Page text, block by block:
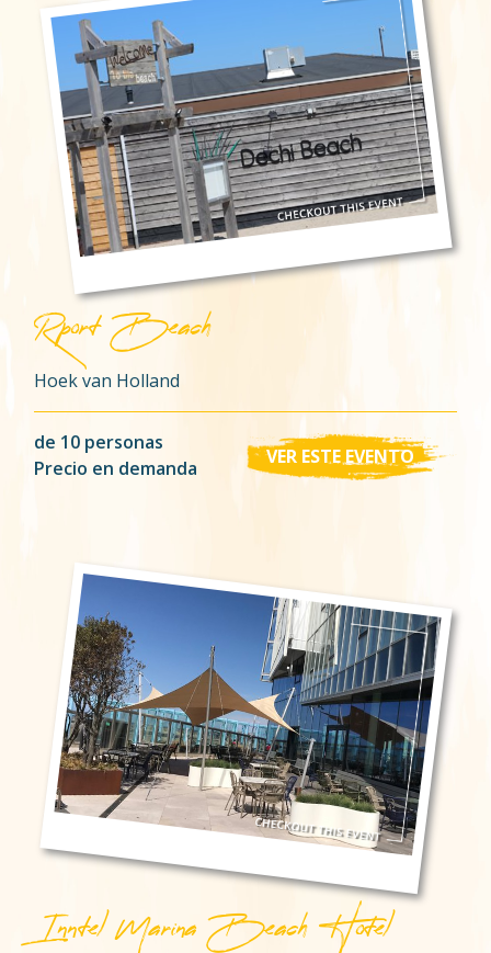
Rport Beach
Hoek van Holland
de 10 personas
Precio en demanda
VER ESTE EVENTO
Inntel Marina Beach Hotel